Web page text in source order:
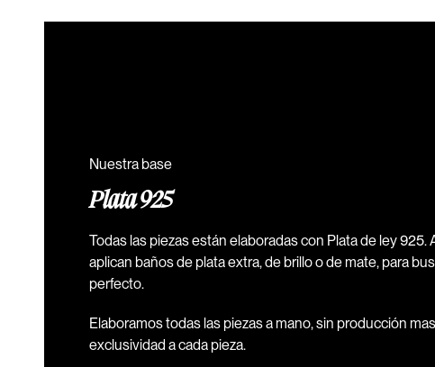
Nuestra base
Plata 925
Todas las piezas están elaboradas con Plata de ley 925.
aplican baños de plata extra, de brillo o de mate, para
perfecto.
Elaboramos todas las piezas a mano, sin producción
exclusividad a cada pieza.